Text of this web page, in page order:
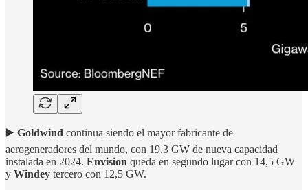
▶️ Goldwind continua siendo el mayor fabricante de
aerogeneradores del mundo, con 19,3 GW de nueva capacidad
instalada en 2024. Envision queda en segundo lugar con 14,5 GW
y Windey tercero con 12,5 GW.